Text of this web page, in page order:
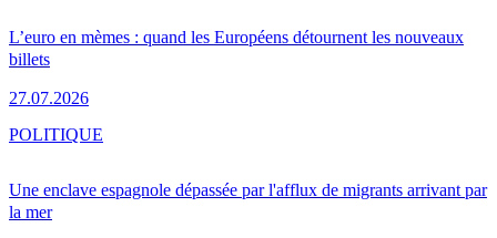
L’euro en mèmes : quand les Européens détournent les nouveaux
billets
27.07.2026
Une enclave espagnole dépassée par l'afflux de migrants arrivant par
la mer
POLITIQUE